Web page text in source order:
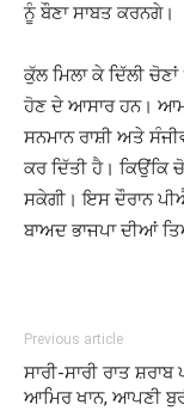
ਨੂੰ ਬੌਣਾ ਸਾਬਤ ਕਰਨਗੇ।
ਕੁੱਲ ਮਿਲਾ ਕੇ ਦਿੱਲੀ
ਹੋਣ ਦੇ ਆਸਾਰ ਹਨ। ਆਮ
ਸਨਮਾਨ ਰਾਸ਼ੀ ਅਤੇ
ਕਰ ਦਿੱਤੀ ਹੈ। ਕਿਉਂਕਿ
ਸਕੇਗੀ। ਇਸ ਦੌਰਾਨ
ਬਾਅਦ ਭਾਜਪਾ ਦੀਆਂ
Previous article
ਸਾਰੀ-ਸਾਰੀ ਰਾਤ ਸ਼ਰਾਬ
ਆਮਿਰ ਖਾਨ, ਆਪਣੀ